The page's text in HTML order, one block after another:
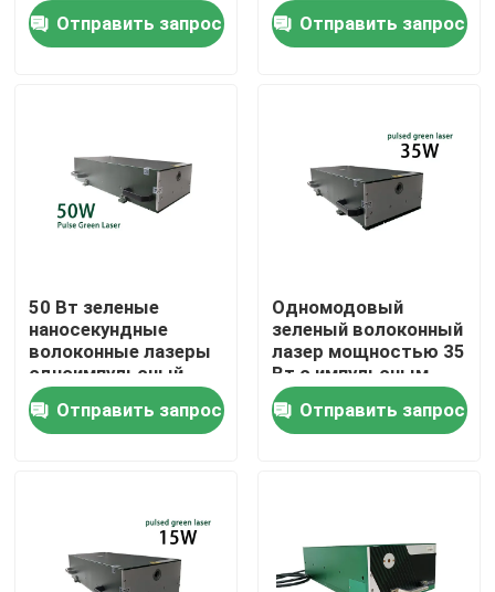
Видео
О нас
Контроль качества
Свяжитесь с нами
Зеленый волоконный лазер
нм Волоконный
лазерный источник
для
Отправить запрос
лазер для
гравировки
маркировки
Отправить запрос
50 Вт зеленые
наносекундные
волоконные лазеры
одноимпульсный
лазерный источник
для микрообработки
маркировки резки
Отправить запрос
Одномодовый
зеленый волоконный
лазер мощностью 35
Вт с импульсным
наносекундным
импульсом
Отправить запрос